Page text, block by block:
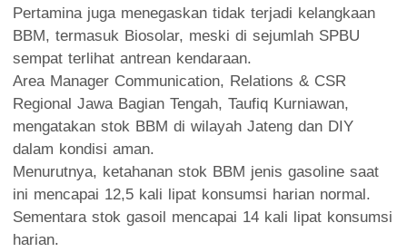
Pertamina juga menegaskan tidak terjadi kelangkaan
BBM, termasuk Biosolar, meski di sejumlah SPBU
sempat terlihat antrean kendaraan.
Area Manager Communication, Relations & CSR
Regional Jawa Bagian Tengah, Taufiq Kurniawan,
mengatakan stok BBM di wilayah Jateng dan DIY
dalam kondisi aman.
Menurutnya, ketahanan stok BBM jenis gasoline saat
ini mencapai 12,5 kali lipat konsumsi harian normal.
Sementara stok gasoil mencapai 14 kali lipat konsumsi
harian.